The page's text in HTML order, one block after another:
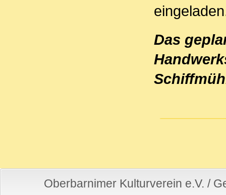
Das
Oberbarnimer Kulturverein e.V. /